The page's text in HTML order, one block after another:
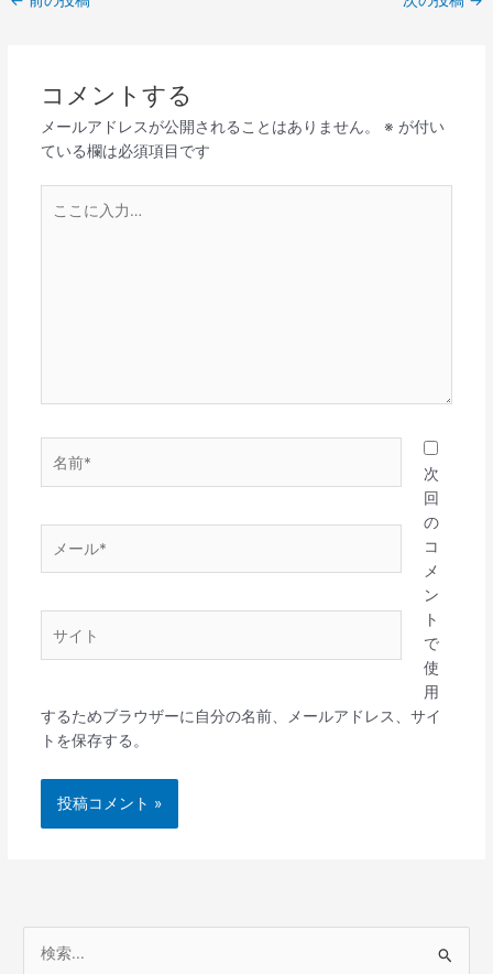
コメントする
メールアドレスが公開されることはありません。 ※ が付い
ている欄は必須項目です
前
ー
*
次
回
の
コ
メ
ン
ト
で
使
用
するためブラウザーに自分の名前、メールアドレス、サイ
トを保存する。